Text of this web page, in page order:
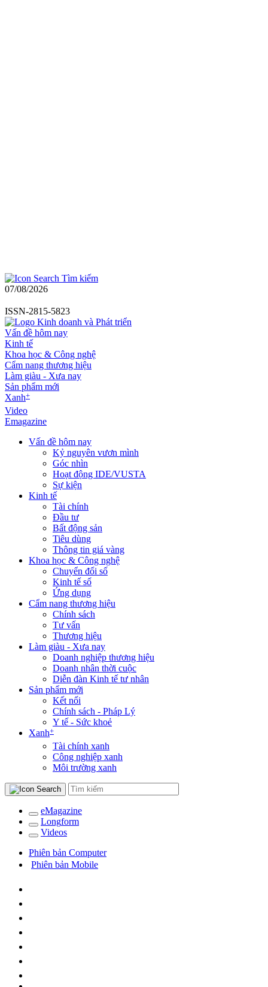
Tìm kiếm
07/08/2026
ISSN-2815-5823
Vấn đề hôm nay
Kinh tế
Khoa học & Công nghệ
Cẩm nang thương hiệu
Làm giàu - Xưa nay
Sản phẩm mới
Xanh+
Video
Emagazine
Vấn đề hôm nay
Kỷ nguyên vươn mình
Góc nhìn
Hoạt động IDE/VUSTA
Sự kiện
Kinh tế
Tài chính
Đầu tư
Bất động sản
Tiêu dùng
Thông tin giá vàng
Khoa học & Công nghệ
Chuyển đổi số
Kinh tế số
Ứng dụng
Cẩm nang thương hiệu
Chính sách
Tư vấn
Thương hiệu
Làm giàu - Xưa nay
Doanh nghiệp thương hiệu
Doanh nhân thời cuộc
Diễn đàn Kinh tế tư nhân
Sản phẩm mới
Kết nối
Chính sách - Pháp Lý
Y tế - Sức khoẻ
Xanh+
Tài chính xanh
Công nghiệp xanh
Môi trường xanh
eMagazine
Longform
Videos
Phiên bản Computer
Phiên bản Mobile